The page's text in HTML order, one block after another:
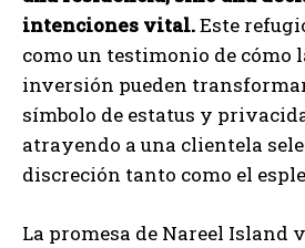
intenciones vital.Este
como un testimonio de cómo
inversión pueden
símbolo de estatus y
atrayendo a una clientela
discreción tanto como el
La promesa de Nareel Island